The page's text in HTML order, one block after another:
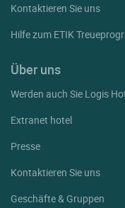
Kontaktieren Sie uns
Hilfe zum ETIK
Über uns
Werden auch Sie Logis
Extranet hotel
Presse
Kontaktieren Sie uns
Geschäfte & Gruppen